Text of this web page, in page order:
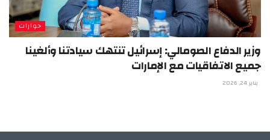
حوارات
وزير الدفاع الصومالي: إسرائيل تنتهك سيادتنا وألغينا
جميع الاتفاقيات مع الإمارات
يناير 24, 2026